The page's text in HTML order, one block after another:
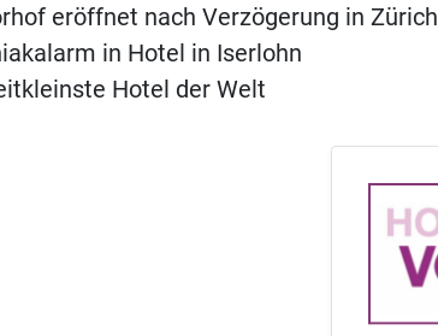
eröffnet nach Verzögerung in Zürich
in Hotel in Iserlohn
Hotel der Welt